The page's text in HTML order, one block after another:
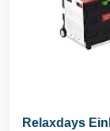
Relaxdays